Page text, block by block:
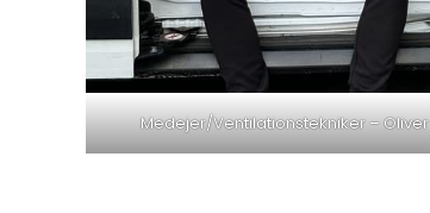
Medejer/Ventilationstekniker –